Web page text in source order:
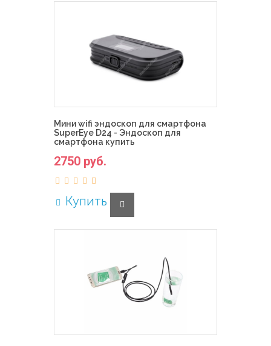
Мини wifi эндоскоп для смартфона
SuperEye D24 - Эндоскоп для
смартфона купить
2750 руб.
Купить